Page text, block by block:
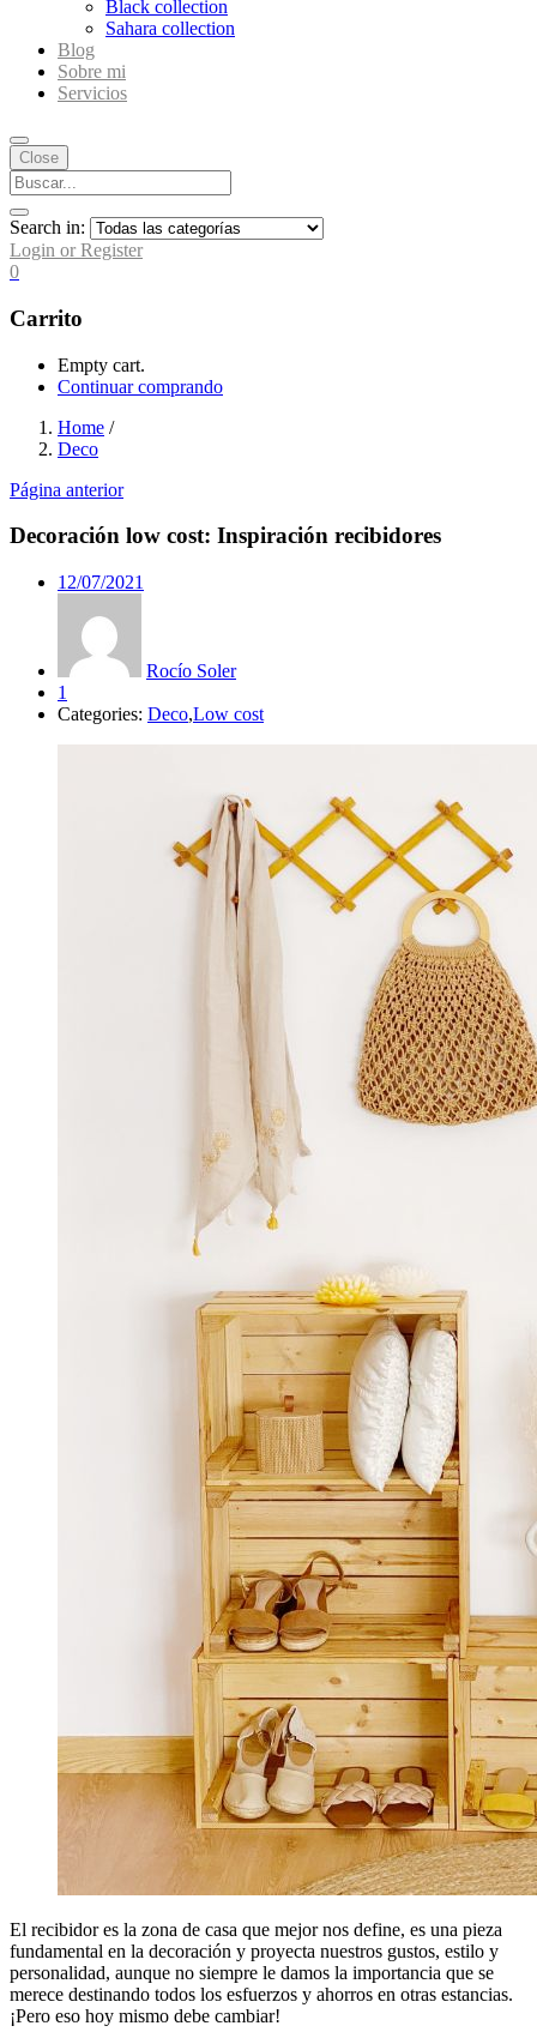
Black collection
Sahara collection
Blog
Sobre mi
Servicios
Close
Search in:
Login or Register
0
Carrito
Empty cart.
Continuar comprando
Home /
Deco
Página anterior
Decoración low cost: Inspiración recibidores
12/07/2021
Rocío Soler
1
Categories: Deco,Low cost
El recibidor es la zona de casa que mejor nos define, es una pieza
fundamental en la decoración y proyecta nuestros gustos, estilo y
personalidad, aunque no siempre le damos la importancia que se
merece destinando todos los esfuerzos y ahorros en otras estancias.
¡Pero eso hoy mismo debe cambiar!